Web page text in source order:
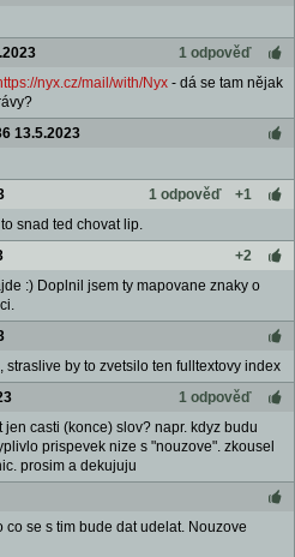
1 odpověď
nyx.cz/mail/with/Nyx - dá se tam nějak
13.5.2023
1 odpověď
+1
snad ted chovat lip.
+2
:) Doplnil jsem ty mapovane znaky o
straslive by to zvetsilo ten fulltextovy index
1 odpověď
casti (konce) slov? napr. kdyz budu
prispevek nize s "nouzove". zkousel
prosim a dekujuju
co se s tim bude dat udelat. Nouzove